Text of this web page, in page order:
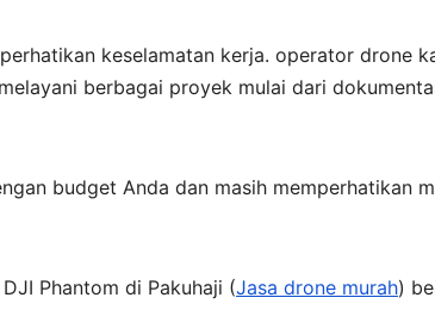
keselamatan kerja. operator drone
berbagai proyek mulai dari
budget Anda dan masih memperhatikan
Phantom di Pakuhaji (Jasa drone murah)